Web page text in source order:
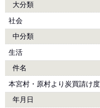
大分類
社会
中分類
生活
件名
本宮村・原村より炭買請け
年月日